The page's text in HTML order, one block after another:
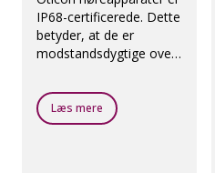
IP68-certificerede. Dette
betyder, at de er
modstandsdygtige over
Læs mere